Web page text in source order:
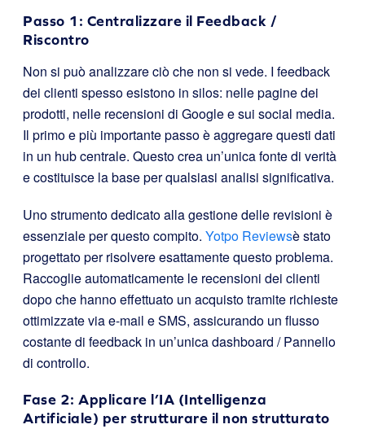
Passo 1: Centralizzare il Feedback /
Riscontro
Non si può analizzare ciò che non si vede. I feedback
dei clienti spesso esistono in silos: nelle pagine dei
prodotti, nelle recensioni di Google e sui social media.
Il primo e più importante passo è aggregare questi dati
in un hub centrale. Questo crea un’unica fonte di verità
e costituisce la base per qualsiasi analisi significativa.
Uno strumento dedicato alla gestione delle revisioni è
essenziale per questo compito. Yotpo Reviewsè stato
progettato per risolvere esattamente questo problema.
Raccoglie automaticamente le recensioni dei clienti
dopo che hanno effettuato un acquisto tramite richieste
ottimizzate via e-mail e SMS, assicurando un flusso
costante di feedback in un’unica dashboard / Pannello
di controllo.
Fase 2: Applicare l’IA (Intelligenza
Artificiale) per strutturare il non strutturato